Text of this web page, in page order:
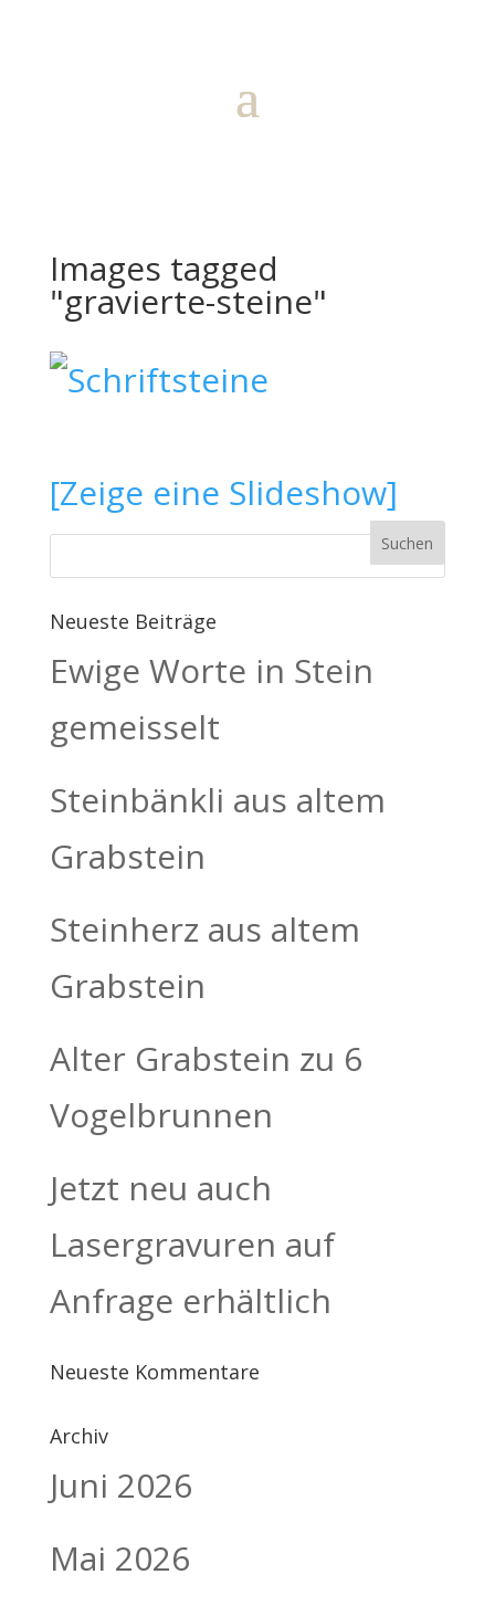
Images tagged
"gravierte-steine"
[Zeige eine Slideshow]
Neueste Beiträge
Ewige Worte in Stein
gemeisselt
Steinbänkli aus altem
Grabstein
Steinherz aus altem
Grabstein
Alter Grabstein zu 6
Vogelbrunnen
Jetzt neu auch
Lasergravuren auf
Anfrage erhältlich
Neueste Kommentare
Archiv
Juni 2026
Mai 2026